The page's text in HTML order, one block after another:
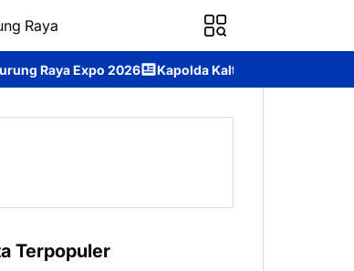
Raya
Kapolda Kalteng Paparkan Penanganan Karhutla,
Terpopuler